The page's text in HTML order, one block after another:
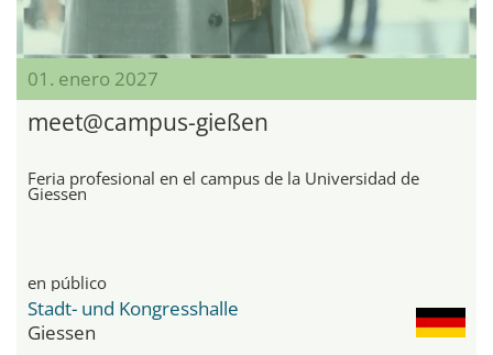
01. enero 2027
meet@campus-gießen
Feria profesional en el campus de la Universidad de
Giessen
en público
Stadt- und Kongresshalle
Giessen